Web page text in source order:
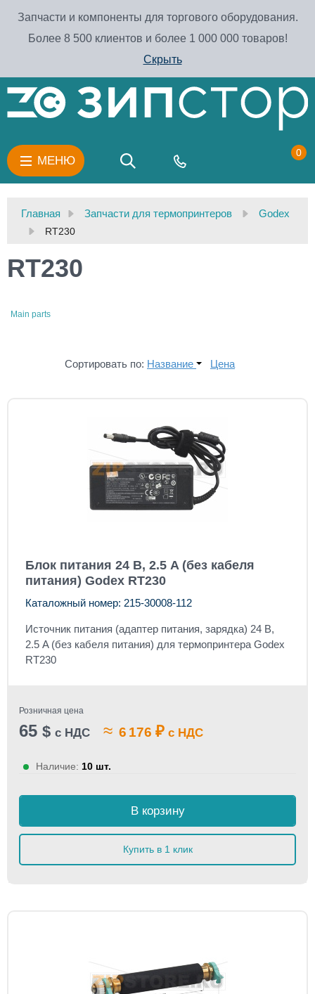
Запчасти и компоненты для торгового оборудования.
Более 8 500 клиентов и более 1 000 000 товаров!
Скрыть
МЕНЮ
0
Главная Запчасти для термопринтеров Godex
RT230
RT230
Main parts
Сортировать по: Название Цена
Блок питания 24 В, 2.5 A (без кабеля
питания) Godex RT230
Каталожный номер: 215-30008-112
Источник питания (адаптер питания, зарядка) 24 В,
2.5 A (без кабеля питания) для термопринтера Godex
RT230
Розничная цена
65 $ с НДС ≈ 6 176 ₽ с НДС
Наличие: 10 шт.
В корзину
Купить в 1 клик